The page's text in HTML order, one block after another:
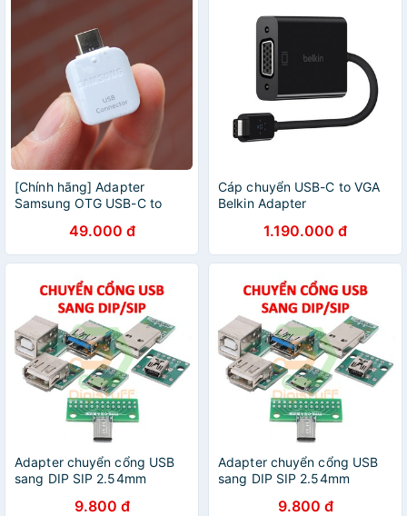
[Chính hãng] Adapter
Samsung OTG USB-C to
49.000 đ
Cáp chuyển USB-C to VGA
Belkin Adapter
1.190.000 đ
Adapter chuyển cổng USB
sang DIP SIP 2.54mm
9.800 đ
Adapter chuyển cổng USB
sang DIP SIP 2.54mm
9.800 đ